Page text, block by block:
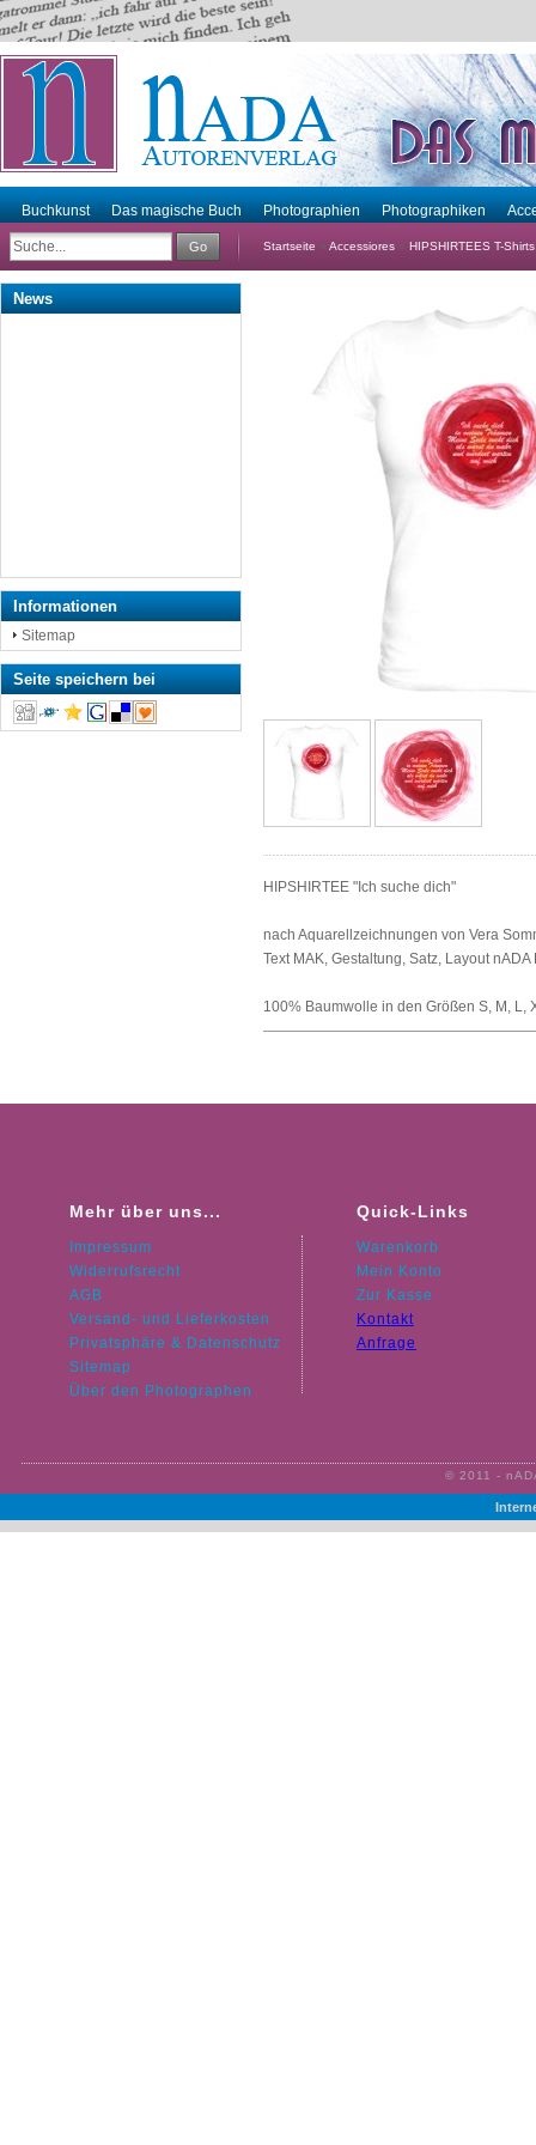
Buchkunst Das magische Buch Photographien Photographiken
Go Startseite » Accessiores » HIPSHIRTEES T-Shirts
HIPSHIRTEE "Ich suche dich"
nach Aquarellzeichnungen von Vera
Text MAK, Gestaltung, Satz, Layout
100% Baumwolle in den Größen S, M, L,
News
Informationen
Sitemap
Seite speichern bei
Mehr über uns...
Impressum
Widerrufsrecht
AGB
Versand- und Lieferkosten
Privatsphäre & Datenschutz
Sitemap
Über den Photographen
Quick-Links
Warenkorb
Mein Konto
Zur Kasse
Kontakt
Anfrage
© 2011 -